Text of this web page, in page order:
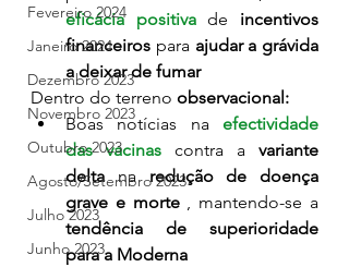
Fevereiro 2024
Janeiro 2024
Dezembro 2023
Novembro 2023
Outubro 2023
Agosto/Setembro 2023
Julho 2023
Junho 2023
eficácia positiva de incentivos
financeiros para ajudar a grávida
a deixar de fumar
Dentro do terreno observacional:
Boas notícias na efectividade
das vacinas contra a variante
delta na redução de doença
grave e morte
tendência de superioridade
para a Moderna